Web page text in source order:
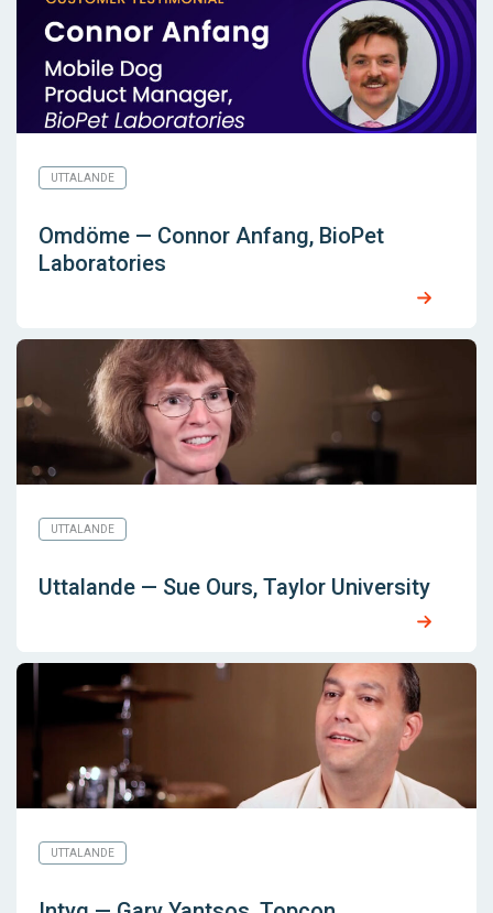
UTTALANDE
Omdöme — Connor Anfang, BioPet
Laboratories
UTTALANDE
Uttalande — Sue Ours, Taylor University
UTTALANDE